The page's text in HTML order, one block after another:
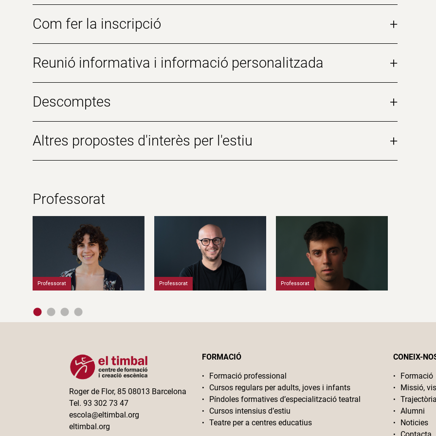
Com fer la inscripció +
Reunió informativa i informació personalitzada +
Descomptes +
Altres propostes d'interès per l'estiu +
Professorat
Professorat Professorat Professorat
Roger de Flor, 85 08013 Barcelona
Tel. 93 302 73 47
escola@eltimbal.org
eltimbal.org
FORMACIÓ
Formació professional
Cursos regulars per adults, joves i infants
Píndoles formatives d’especialització teatral
Cursos intensius d’estiu
Teatre per a centres educatius
CONEIX-
Formació
Missió,
Trajectòria
Alumni
Noticies